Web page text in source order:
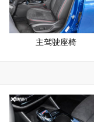
主驾驶座椅